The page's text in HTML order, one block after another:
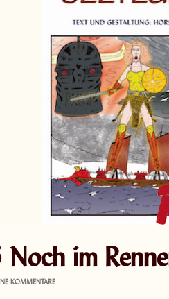
im
KOMMENTARE